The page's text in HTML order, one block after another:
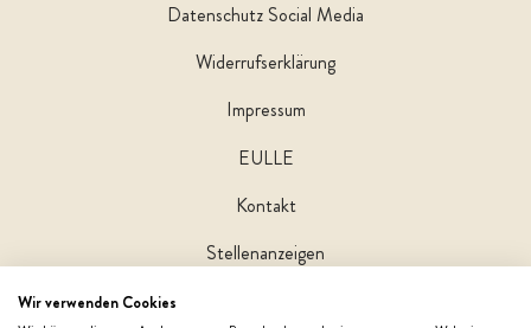
Datenschutz Social Media
Widerrufserklärung
Impressum
EULLE
Kontakt
Stellenanzeigen
Wir verwenden Cookies